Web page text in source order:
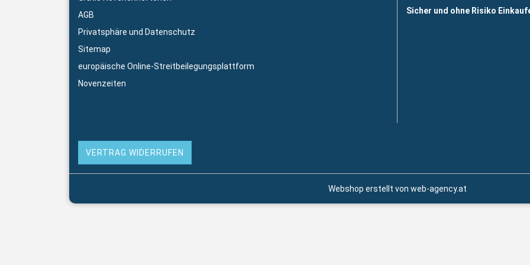
AGB
Privatsphäre und Datenschutz
Sitemap
europäische Online-Streitbeilegungsplattform
Novenzeiten
Sicher und ohne Risiko
VERTRAG WIDERRUFEN
Webshop erstellt von web-agency.at